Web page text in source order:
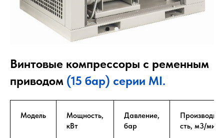
Винтовые компрессоры с ременным
приводом (15 бар) серии MI.
Модель
Мощность,
кВт
Давление,
бар
Производит-
сть, м3/мин